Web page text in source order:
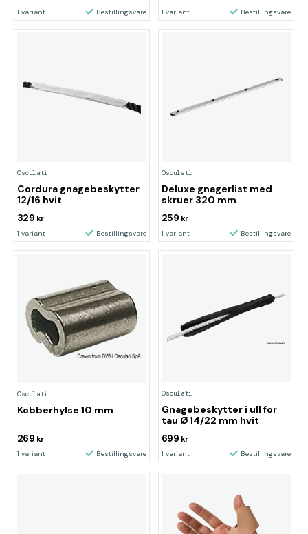
1 variant Bestillingsvare 1 variant Bestillingsvare
Osculati
Cordura gnagebeskytter
12/16 hvit
329 kr
1 variant Bestillingsvare
Osculati
Deluxe gnagerlist med
skruer 320 mm
259 kr
1 variant Bestillingsvare
Osculati
Kobberhylse 10 mm
269 kr
1 variant Bestillingsvare
Osculati
Gnagebeskytter i ull for
tau Ø 14/22 mm hvit
699 kr
1 variant Bestillingsvare